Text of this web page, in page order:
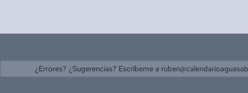
¿Errores? ¿Sugerencias? Escríbeme a